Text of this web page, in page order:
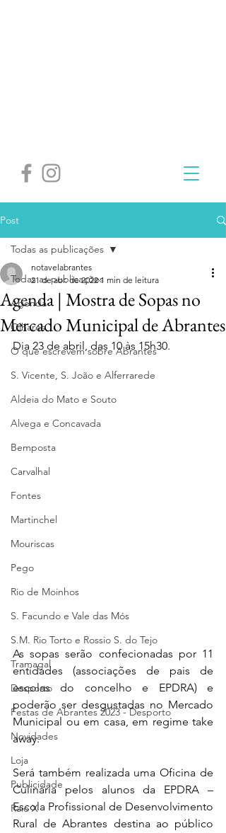
Post
Todas as publicações
Agenda
Olhares
O que escrevem sobre Abrantes
S. Vicente, S. João e Alferrarede
Aldeia do Mato e Souto
Alvega e Concavada
Bemposta
Carvalhal
Fontes
Martinchel
Mouriscas
Pego
Rio de Moinhos
S. Facundo e Vale das Mós
S.M. Rio Torto e Rossio S. do Tejo
Tramagal
Desporto
Festas de Abrantes 2023 - Desporto
Novidades
Loja
Publicidade
Raio X
Todas as publicações
Agenda | Mostra de Sopas no
Mercado Municipal de Abrantes
notavelabrantes
21 de abr. de 2022 1 min de leitura
Dia 23 de abril, das 10 às 15h30.
As sopas serão confecionadas por 11
entidades (associações de pais de
escolas do concelho e EPDRA) e
poderão ser desgustadas no Mercado
Municipal ou em casa, em regime take
away.
Será também realizada uma Oficina de
Culinária pelos alunos da EPDRA –
Escola Profissional de Desenvolvimento
Rural de Abrantes destina ao público